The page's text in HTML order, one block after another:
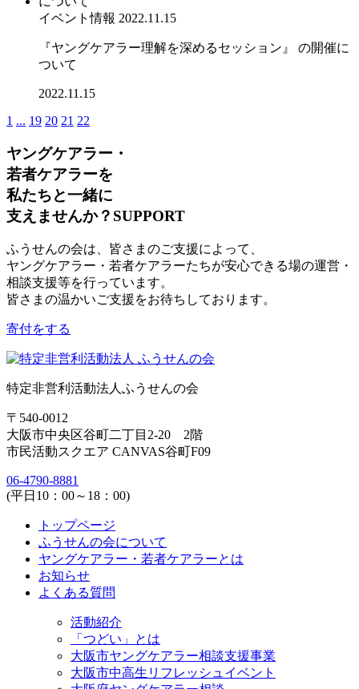
イベント情報 2022.11.15
『ヤングケアラー理解を深めるセッション』 の開催に
ついて
2022.11.15
1 ... 19 20 21 22
ヤングケアラー・
若者ケアラーを
私たちと一緒に
支えませんか？ SUPPORT
ふうせんの会は、皆さまのご支援によって、
ヤングケアラー・若者ケアラーたちが安心できる場の運営・
相談支援等を行っています。
皆さまの温かいご支援をお待ちしております。
寄付をする
特定非営利活動法人ふうせんの会
〒540-0012
大阪市中央区谷町二丁目2-20 2階
市民活動スクエア CANVAS谷町F09
06-4790-8881
(平日10：00～18：00)
トップページ
ふうせんの会について
ヤングケアラー・若者ケアラーとは
お知らせ
よくある質問
活動紹介
「つどい」とは
大阪市ヤングケアラー相談支援事業
大阪市中高生リフレッシュイベント